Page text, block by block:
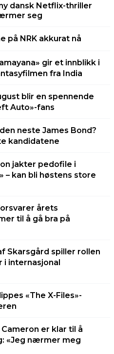
dansk Netflix-thriller
seg
på NRK akkurat nå
gir et innblikk i
fra India
blir en spennende
Auto»-fans
neste James Bond?
kandidatene
jakter pedofile i
– kan bli høstens store
årets
til å gå bra på
Skarsgård spiller rollen
i internasjonal
«The X-Files»-
er klar til å
«Jeg nærmer meg